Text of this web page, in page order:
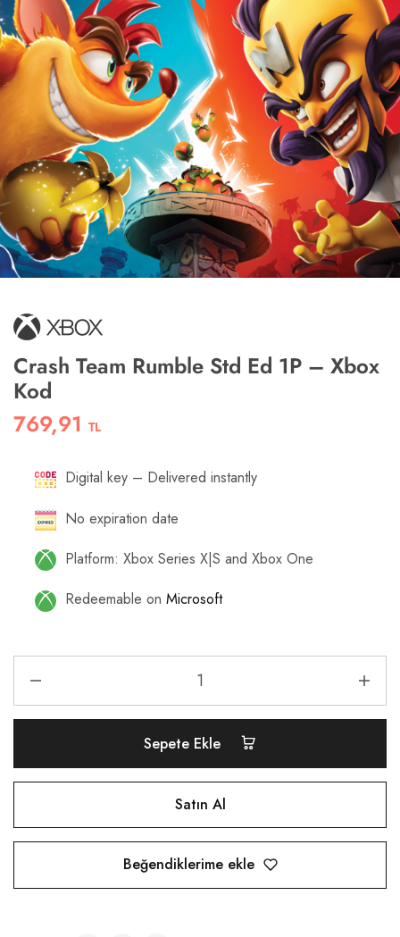
Crash Team Rumble Std Ed 1P – Xbox
Kod
769,91 TL
Digital key – Delivered instantly
No expiration date
Platform: Xbox Series X|S and Xbox One
Redeemable on Microsoft
Sepete Ekle
Satın Al
Beğendiklerime ekle